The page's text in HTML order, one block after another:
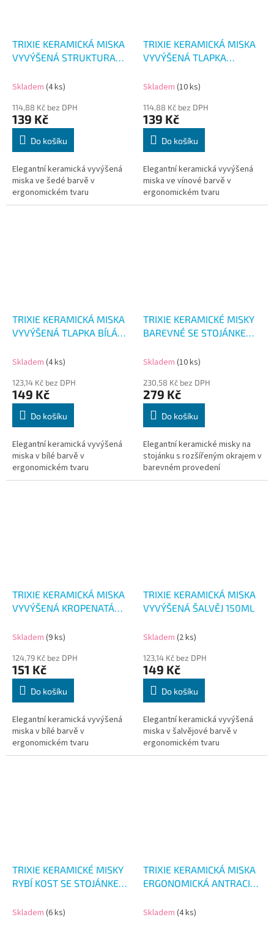
TRIXIE KERAMICKÁ MISKA
VYVÝŠENÁ STRUKTURA
Skladem (4 ks)
114,88 Kč bez DPH
139 Kč
Do košíku
Elegantní keramická vyvýšená
miska ve šedé barvě v
ergonomickém tvaru
TRIXIE KERAMICKÁ MISKA
VYVÝŠENÁ TLAPKA
Skladem (10 ks)
114,88 Kč bez DPH
139 Kč
Do košíku
Elegantní keramická vyvýšená
miska ve vínové barvě v
ergonomickém tvaru
TRIXIE KERAMICKÁ MISKA
VYVÝŠENÁ TLAPKA BÍLÁ
Skladem (4 ks)
123,14 Kč bez DPH
149 Kč
Do košíku
Elegantní keramická vyvýšená
miska v bílé barvě v
ergonomickém tvaru
TRIXIE KERAMICKÉ MISKY
BAREVNÉ SE STOJÁNKEM
Skladem (10 ks)
230,58 Kč bez DPH
279 Kč
Do košíku
Elegantní keramické misky na
stojánku s rozšířeným okrajem v
barevném provedení
TRIXIE KERAMICKÁ MISKA
VYVÝŠENÁ KROPENATÁ
Skladem (9 ks)
124,79 Kč bez DPH
151 Kč
Do košíku
Elegantní keramická vyvýšená
miska v bílé barvě v
ergonomickém tvaru
TRIXIE KERAMICKÁ MISKA
VYVÝŠENÁ ŠALVĚJ 150ML
Skladem (2 ks)
123,14 Kč bez DPH
149 Kč
Do košíku
Elegantní keramická vyvýšená
miska v šalvějové barvě v
ergonomickém tvaru
TRIXIE KERAMICKÉ MISKY
RYBÍ KOST SE STOJÁNKEM
Skladem (6 ks)
TRIXIE KERAMICKÁ MISKA
ERGONOMICKÁ ANTRACIT
Skladem (4 ks)